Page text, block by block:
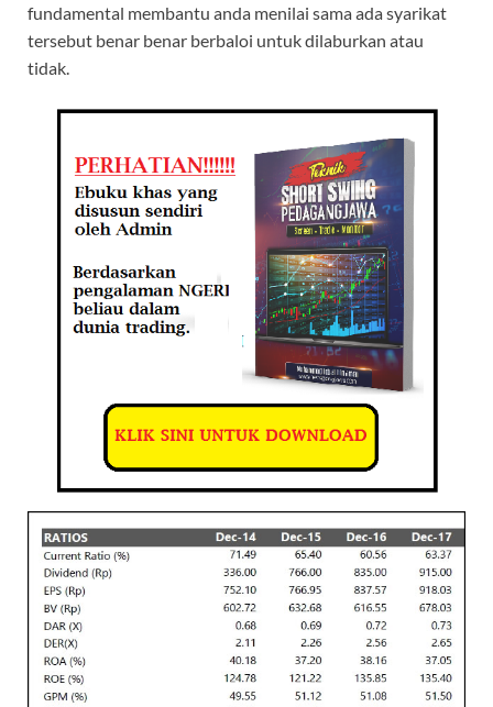
fundamental membantu anda menilai sama ada syarikat
tersebut benar benar berbaloi untuk dilaburkan atau
tidak.